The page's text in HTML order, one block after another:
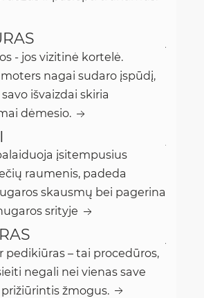
- jos vizitinė kortelė.
nagai sudaro įspūdį,
išvaizdai skiria
dėmesio.
įsitempusius
raumenis, padeda
skausmų bei pagerina
srityje
pedikiūras – tai procedūros,
negali nei vienas save
žmogus.